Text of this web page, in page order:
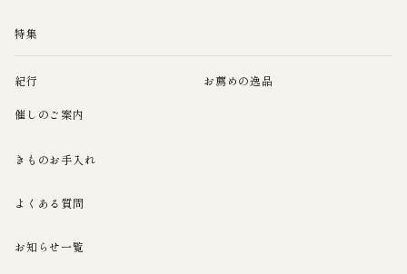
特集
紀行 お薦めの逸品
催しのご案内
きものお手入れ
よくある質問
お知らせ一覧